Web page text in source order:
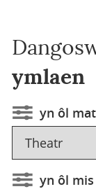
ymlaen
yn ôl
yn ôl mis